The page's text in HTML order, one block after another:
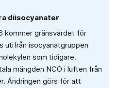
diisocyanater
kommer gränsvärdet för
utifrån isocyanatgruppen
som tidigare.
mängden NCO i luften från
Ändringen görs för att